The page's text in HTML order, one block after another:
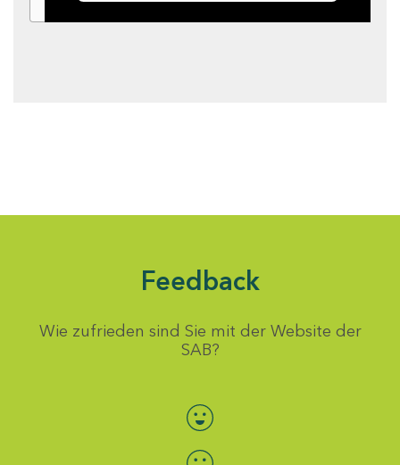
Feedback
Wie zufrieden sind Sie mit der Website der
SAB?
Bewertung auswählen